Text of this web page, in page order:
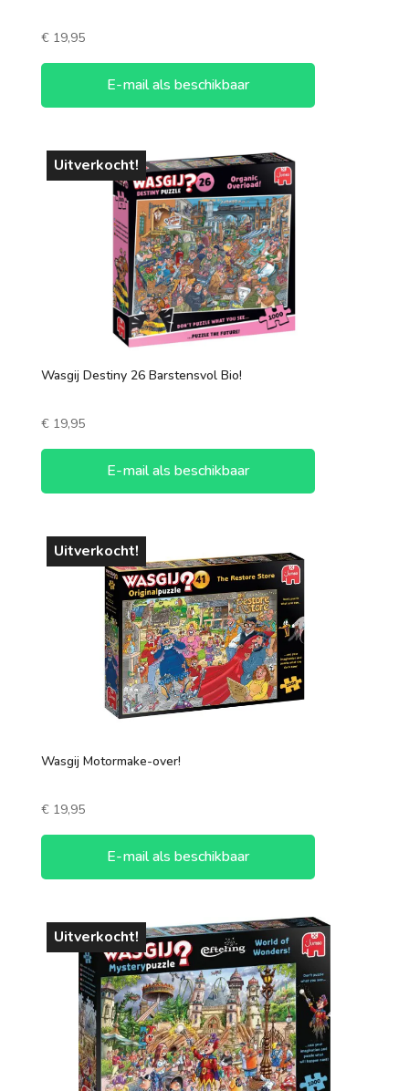
€19,95
E-mail als beschikbaar
Uitverkocht!
Wasgij Destiny 26 Barstensvol Bio!
€19,95
E-mail als beschikbaar
Uitverkocht!
Wasgij Motormake-over!
€19,95
E-mail als beschikbaar
Uitverkocht!